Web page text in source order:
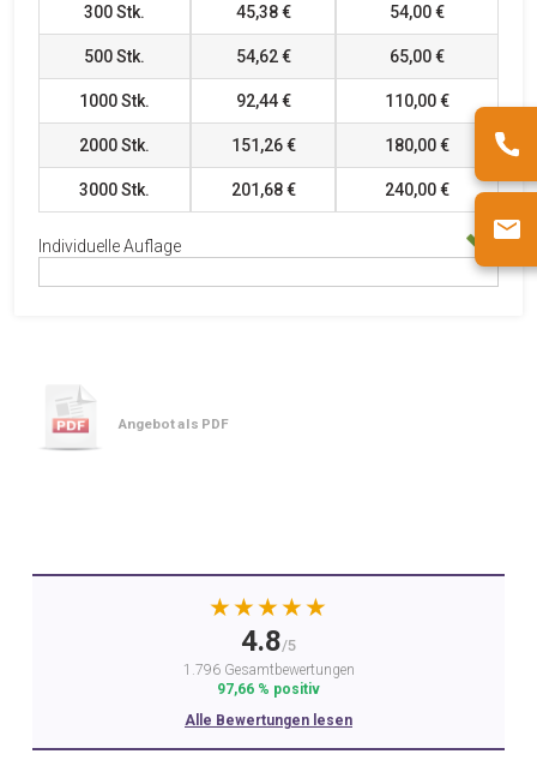
300Stk. 45,38 € 54,00 €
500Stk. 54,62 € 65,00 €
1000Stk. 92,44 € 110,00 €
2000Stk. 151,26 € 180,00 €
3000Stk. 201,68 € 240,00 €
Individuelle Auflage
Angebot als PDF
★★★★★
4.8/5
1.796 Gesamtbewertungen
97,66 % positiv
Alle Bewertungen lesen